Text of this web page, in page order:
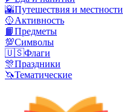
🌇Путешествия и местности
🥎Активность
📙Предметы
💯Символы
🇺🇸Флаги
🎊Праздники
🦄Тематические